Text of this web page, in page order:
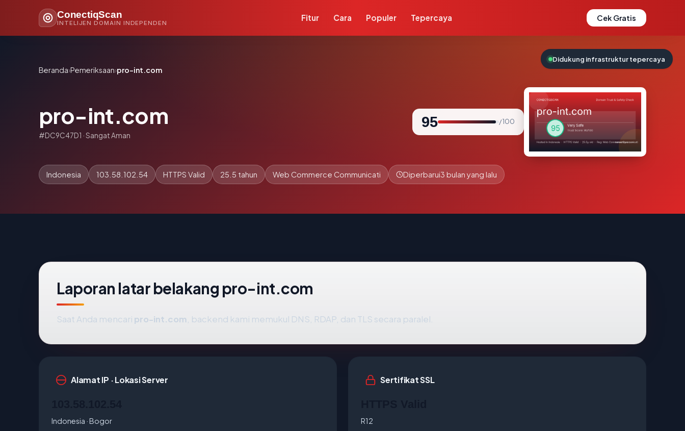
ConectiqScan
INTELIJEN DOMAIN INDEPENDEN
Fitur Cara Populer Tepercaya Cek Gratis
Beranda›Pemeriksaan›pro-int.com
pro-int.com
#DC9C47D1 · Sangat Aman
95 / 100
Indonesia 103.58.102.54 HTTPS Valid 25.5 tahun Web Commerce Communicati Diperbarui3 bulan yang lalu
Laporan latar belakang pro-int.com
Saat Anda mencari pro-int.com , backend kami memukul DNS, RDAP, dan TLS secara paralel.
Alamat IP · Lokasi Server
Indonesia · Bogor
Sertifikat SSL
R12
Didukung infrastruktur tepercaya